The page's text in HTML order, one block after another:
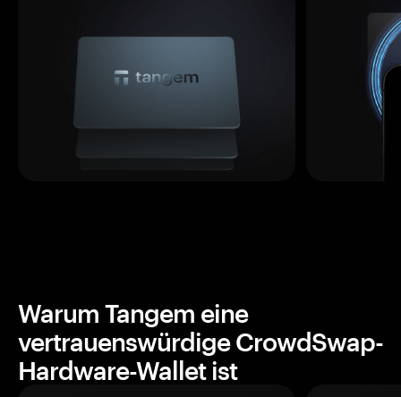
Warum Tangem eine
vertrauenswürdige CrowdSwap-
Hardware-Wallet ist